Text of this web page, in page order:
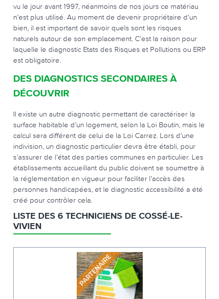
vu le jour avant 1997, néanmoins de nos jours ce matériau
n’est plus utilisé. Au moment de devenir propriétaire d’un
bien, il est important de savoir quels sont les risques
naturels autour de son emplacement. C’est la raison pour
laquelle le diagnostic Etats des Risques et Pollutions ou ERP
est obligatoire.
DES DIAGNOSTICS SECONDAIRES À
DÉCOUVRIR
Il existe un autre diagnostic permettant de caractériser la
surface habitable d’un logement, selon la Loi Boutin, mais le
calcul sera différent de celui de la Loi Carrez. Lors d’une
indivision, un diagnostic particulier devra être établi, pour
s’assurer de l’état des parties communes en particulier. Les
établissements accueillant du public doivent se soumettre à
la réglementation en vigueur pour faciliter l’accès des
personnes handicapées, et le diagnostic accessibilité a été
créé pour contrôler cela.
LISTE DES 6 TECHNICIENS DE COSSÉ-LE-
VIVIEN